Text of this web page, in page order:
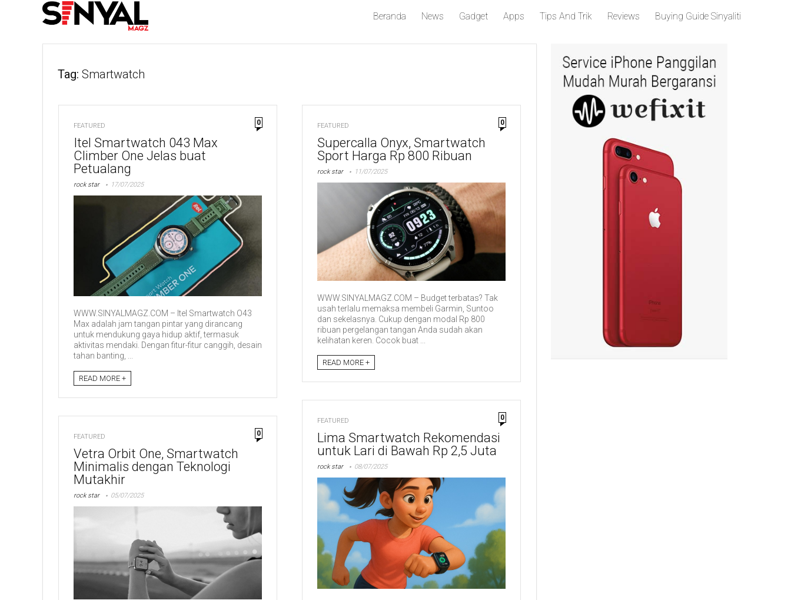
Beranda News Gadget Apps Tips And Trik Reviews Buying Guide Sinyaliti
Tag: Smartwatch
FEATURED 0
Itel Smartwatch 043 Max
Climber One Jelas buat
Petualang
rock star 17/07/2025
WWW.SINYALMAGZ.COM – Itel Smartwatch O43
Max adalah jam tangan pintar yang dirancang
untuk mendukung gaya hidup aktif, termasuk
aktivitas mendaki. Dengan fitur-fitur canggih, desain
tahan banting, ...
READ MORE +
FEATURED 0
Supercalla Onyx, Smartwatch
Sport Harga Rp 800 Ribuan
rock star 11/07/2025
WWW.SINYALMAGZ.COM – Budget terbatas? Tak
usah terlalu memaksa membeli Garmin, Suntoo
dan sekelasnya. Cukup dengan modal Rp 800
ribuan pergelangan tangan Anda sudah akan
kelihatan keren. Cocok buat ...
READ MORE +
FEATURED 0
Lima Smartwatch Rekomendasi
untuk Lari di Bawah Rp 2,5 Juta
rock star 08/07/2025
FEATURED 0
Vetra Orbit One, Smartwatch
Minimalis dengan Teknologi
Mutakhir
rock star 05/07/2025